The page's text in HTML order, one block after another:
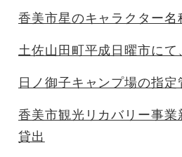
香美市星のキャラクター名
土佐山田町平成日曜市にて
日ノ御子キャンプ場の指定
香美市観光リカバリー事
貸出